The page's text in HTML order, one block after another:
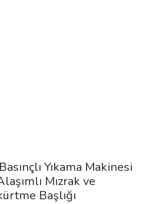
Yıkama Makinesi
Mızrak ve
Başlığı